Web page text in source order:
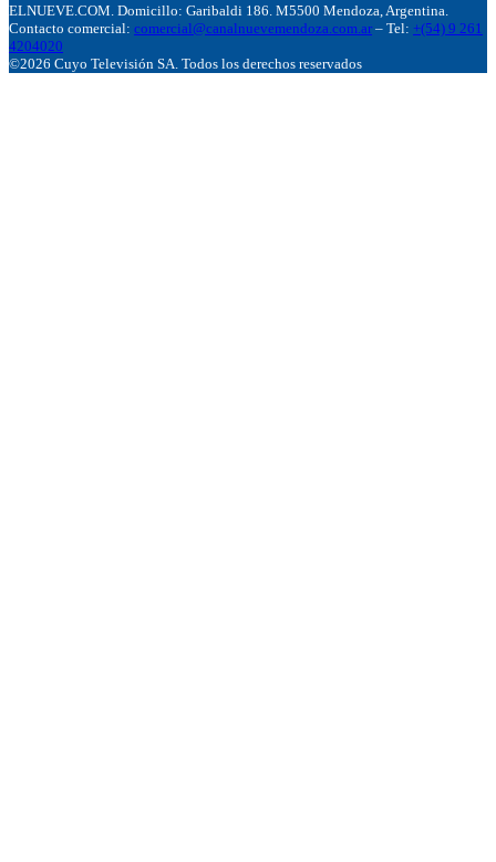
ELNUEVE.COM. Domicillo: Garibaldi 186. M5500 Mendoza, Argentina.
Contacto comercial: comercial@canalnuevemendoza.com.ar – Tel: +(54) 9 261
4204020
©2026 Cuyo Televisión SA. Todos los derechos reservados